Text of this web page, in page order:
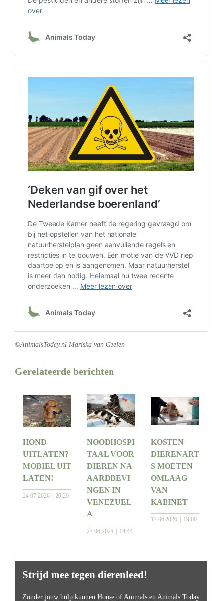
©AnimalsToday.nl Mariska van Geelen
Gerelateerde berichten
HOND
UITLATEN?
MOBIEL UIT
LATEN!
24 07 2026 20:20
NOODHOSPI
TAAL VOOR
DIEREN NA
AARDBEVI
NGEN IN
VENEZUEL
A
27 06 2026 14:44
KOSTEN
DIERENART
S MOETEN
OMLAAG
VAN
KABINET
17 06 2026 19:00
Strijd mee tegen dierenleed!
Zonder jouw hulp kunnen House of Animals en Animals Today